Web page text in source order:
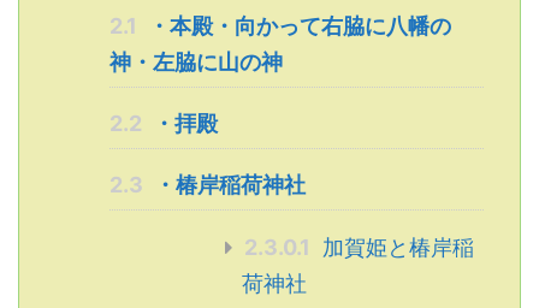
2.1
・本殿・向かって右脇に八幡の
神・左脇に山の神
2.2 ・拝殿
2.3 ・椿岸稲荷神社
2.3.0.1
加賀姫と椿岸稲
荷神社